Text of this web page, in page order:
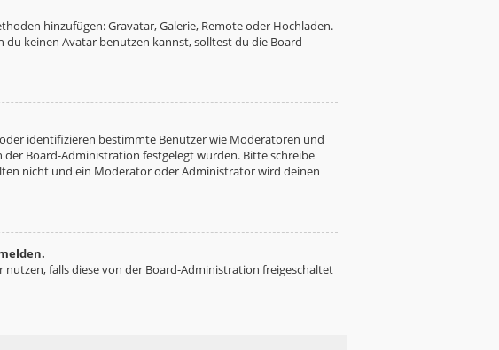
hinzufügen: Gravatar, Galerie, Remote oder Hochladen.
keinen Avatar benutzen kannst, solltest du die Board-
identifizieren bestimmte Benutzer wie Moderatoren und
Board-Administration festgelegt wurden. Bitte schreibe
nicht und ein Moderator oder Administrator wird deinen
falls diese von der Board-Administration freigeschaltet